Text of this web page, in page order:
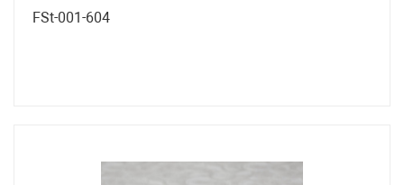
FSt-001-604